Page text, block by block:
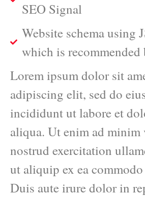
SEO Signal
Website schema using
which is
Lorem ipsum dolor sit
adipiscing elit, sed do
incididunt ut labore et
aliqua. Ut enim ad minim
nostrud exercitation
ut aliquip ex ea
Duis aute irure dolor in